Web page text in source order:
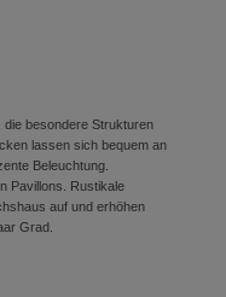
die besondere Strukturen
lassen sich bequem an
Beleuchtung.
Pavillons. Rustikale
auf und erhöhen
Grad.